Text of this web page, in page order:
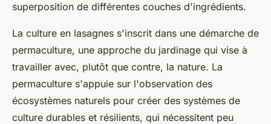
superposition de différentes couches d'ingrédients.
La culture en lasagnes s'inscrit dans une démarche de
permaculture, une approche du jardinage qui vise à
travailler avec, plutôt que contre, la nature. La
permaculture s'appuie sur l'observation des
écosystèmes naturels pour créer des systèmes de
culture durables et résilients, qui nécessitent peu